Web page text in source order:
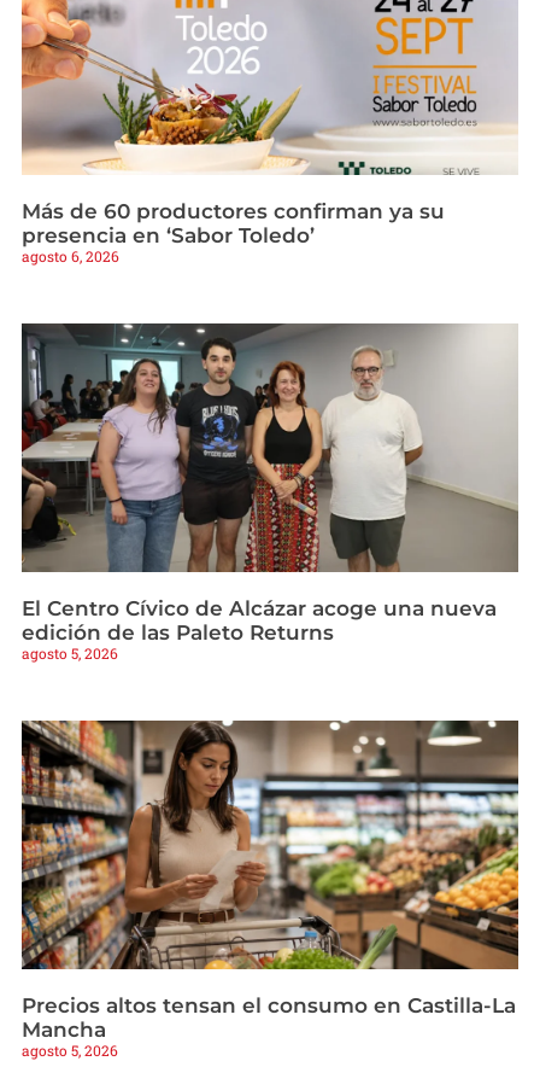
Más de 60 productores confirman ya su
presencia en ‘Sabor Toledo’
agosto 6, 2026
El Centro Cívico de Alcázar acoge una nueva
edición de las Paleto Returns
agosto 5, 2026
Precios altos tensan el consumo en Castilla-La
Mancha
agosto 5, 2026